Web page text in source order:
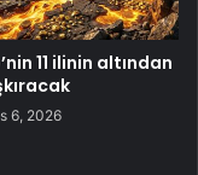
11 ilinin altından
6, 2026